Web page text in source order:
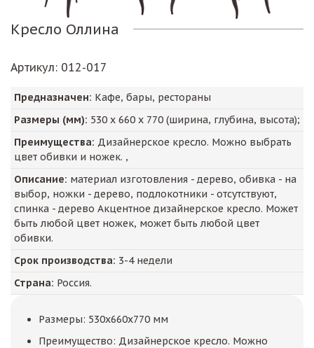
Кресло Оллина
Артикул: 012-017
Предназначен: Кафе, бары, рестораны
Размеры (мм): 530 х 660 х 770 (ширина, глубина, высота);
Преимущества: Дизайнерское кресло. Можно выбрать
цвет обивки и ножек. ,
Описание: материал изготовления - дерево, обивка - на
выбор, ножки - дерево, подлокотники - отсутствуют,
спинка - дерево Акцентное дизайнерское кресло. Может
быть любой цвет ножек, может быть любой цвет
обивки.
Срок производства: 3-4 недели
Страна: Россия.
Размеры: 530x660x770 мм
Преимущество: Дизайнерское кресло. Можно